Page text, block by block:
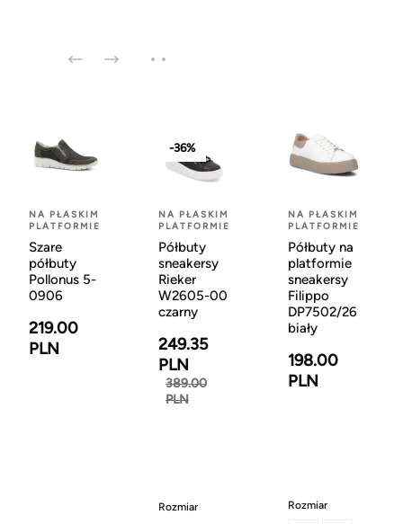
NA PŁASKIM
PLATFORMIE
Szare
półbuty
Pollonus 5-
0906
219.00
PLN
-36%
NA PŁASKIM
PLATFORMIE
Półbuty
sneakersy
Rieker
W2605-00
czarny
249.35
PLN
389.00
PLN
Rozmiar
NA PŁASKIM
PLATFORMIE
Półbuty na
platformie
sneakersy
Filippo
DP7502/26
biały
198.00
PLN
Rozmiar